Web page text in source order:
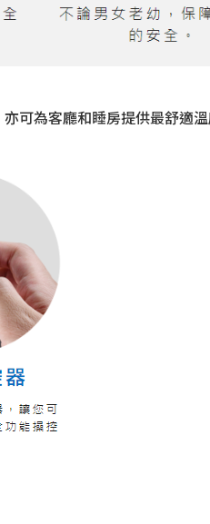
可為客廳和睡房提供最舒適